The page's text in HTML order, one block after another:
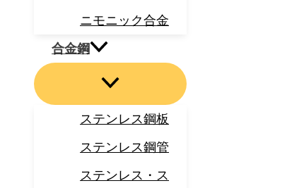
ニモニック合金
合金鋼
ステンレス鋼板
ステンレス鋼管
ステンレス・ス